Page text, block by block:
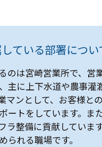
ている部署につい
のは宮崎営業所で、営
主に上下水道や農事
マンとして、お客様
ートをしています。ま
ラ整備に貢献していま
られる職場です。